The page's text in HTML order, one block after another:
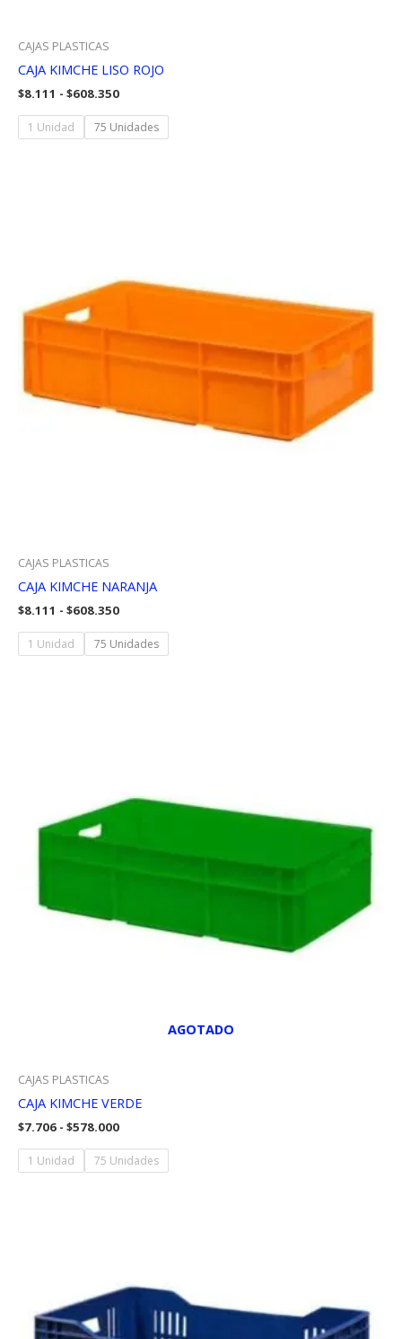
CAJAS PLASTICAS
CAJA KIMCHE LISO ROJO
$8.111 - $608.350Rango
precios:
desde
1 Unidad 75 Unidades
CAJAS PLASTICAS
CAJA KIMCHE NARANJA
$8.111 - $608.350Rango
precios:
desde
1 Unidad 75 Unidades
AGOTADO
CAJAS PLASTICAS
CAJA KIMCHE VERDE
$7.706 - $578.000Rango
precios:
desde
1 Unidad 75 Unidades